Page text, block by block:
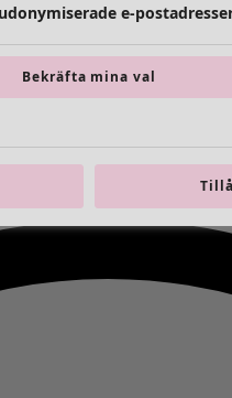
e-
Bekräfta mina val